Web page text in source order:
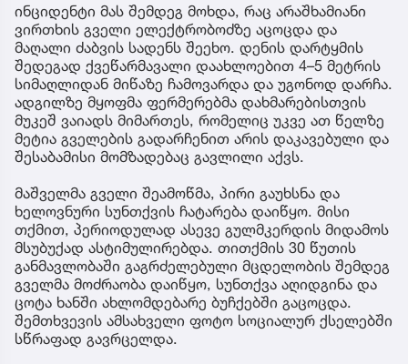
ინციდენტი მას შემდეგ მოხდა, რაც არაშხამიანი
ვირთხის გველი ელექტრობოძზე აცოცდა და
მაღალი ძაბვის სადენს შეეხო. დენის დარტყმის
შედეგად ქვეწარმავალი დაახლოებით 4–5 მეტრის
სიმაღლიდან მიწაზე ჩამოვარდა და უგონოდ დარჩა.
ადგილზე მყოფმა ფერმერებმა დახმარებისთვის
მუკეშ ვაიადს მიმართეს, რომელიც უკვე ათ წელზე
მეტია გველების გადარჩენით არის დაკავებული და
შესაბამისი მომზადებაც გავლილი აქვს.
მაშველმა გველი შეამოწმა, პირი გაუხსნა და
ხელოვნური სუნთქვის ჩატარება დაიწყო. მისი
თქმით, პერიოდულად ასევე გულმკერდის მიდამოს
მსუბუქად ასტიმულირებდა. თითქმის 30 წუთის
განმავლობაში გაგრძელებული მცდელობის შემდეგ
გველმა მოძრაობა დაიწყო, სუნთქვა აღიდგინა და
ცოტა ხანში ახლომდებარე ბუჩქებში გაცოცდა.
შემთხვევის ამსახველი ფოტო სოციალურ ქსელებში
სწრაფად გავრცელდა.